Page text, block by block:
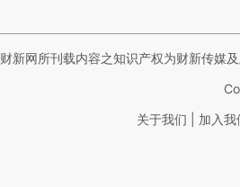
财新网所刊载内容之知识产权为财新传媒
关于我们 加入我